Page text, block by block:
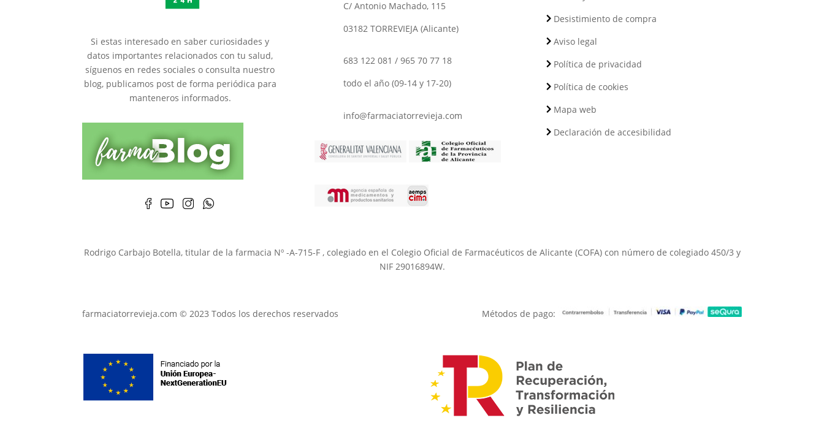
Si estas interesado en saber curiosidades y
datos importantes relacionados con tu salud,
síguenos en redes sociales o consulta nuestro
blog, publicamos post de forma periódica para
manteneros informados.
C/ Antonio Machado, 115
03182 TORREVIEJA (Alicante)
683 122 081 / 965 70 77 18
todo el año (09-14 y 17-20)
info@farmaciatorrevieja.com
Desistimiento de compra
Aviso legal
Política de privacidad
Política de cookies
Mapa web
Declaración de accesibilidad
Rodrigo Carbajo Botella, titular de la farmacia Nº -A-715-F , colegiado en el Colegio Oficial de Farmacéuticos de Alicante (COFA) con número de colegiado 450/3 y
NIF 29016894W.
farmaciatorrevieja.com © 2023 Todos los derechos reservados Métodos de pago: